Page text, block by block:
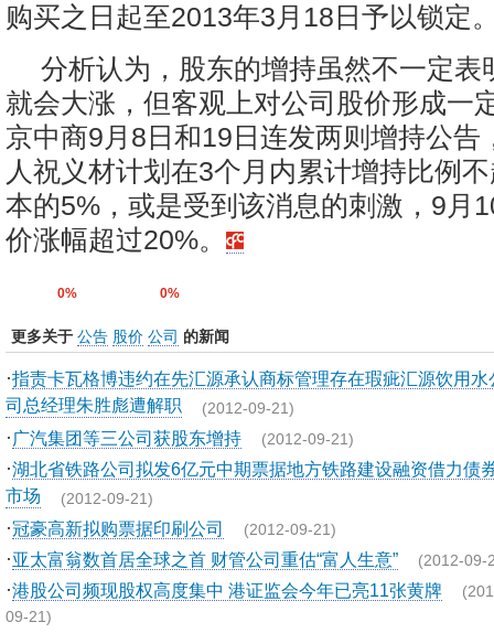
购买之日起至2013年3月18日予以锁
分析认为，股东的增持虽然不一定表
就会大涨，但客观上对公司股价形成一
京中商9月8日和19日连发两则增持公告
人祝义材计划在3个月内累计增持比例
本的5%，或是受到该消息的刺激，9月
价涨幅超过20%。
0% 0%
更多关于 公告 股价 公司 的新闻
·指责卡瓦格博违约在先汇源承认商标管理存在瑕疵汇源饮用水
司总经理朱胜彪遭解职 (2012-09-21)
· 广汽集团等三公司获股东增持 (2012-09-21)
·湖北省铁路公司拟发6亿元中期票据地方铁路建设融资借力债
市场 (2012-09-21)
·冠豪高新拟购票据印刷公司 (2012-09-21)
·亚太富翁数首居全球之首 财管公司重估“富人生意” (2012-09-
·港股公司频现股权高度集中 港证监会今年已亮11张黄牌
09-21)